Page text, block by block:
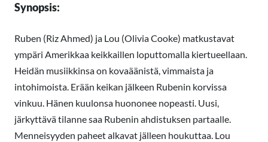
Synopsis:
Ruben (Riz Ahmed) ja Lou (Olivia Cooke) matkustavat
ympäri Amerikkaa keikkaillen loputtomalla kiertueellaan.
Heidän musiikkinsa on kovaäänistä, vimmaista ja
intohimoista. Erään keikan jälkeen Rubenin korvissa
vinkuu. Hänen kuulonsa huononee nopeasti. Uusi,
järkyttävä tilanne saa Rubenin ahdistuksen partaalle.
Menneisyyden paheet alkavat jälleen houkuttaa. Lou